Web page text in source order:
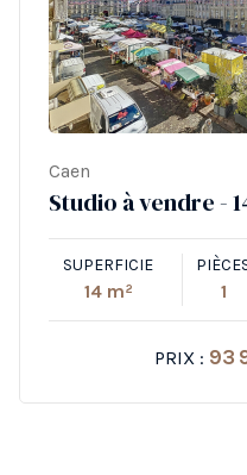
Caen
Studio à vendre -
SUPERFICIE
14 m² 1
PRIX : 93